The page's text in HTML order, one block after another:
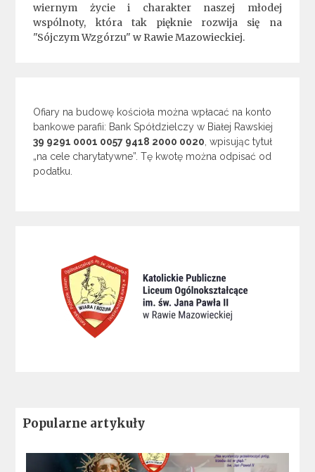
wiernym życie i charakter naszej młodej
wspólnoty, która tak pięknie rozwija się na
"Sójczym Wzgórzu" w Rawie Mazowieckiej.
Ofiary na budowę kościoła można wpłacać na konto
bankowe parafii: Bank Spółdzielczy w Białej Rawskiej
39 9291 0001 0057 9418 2000 0020 , wpisując tytuł
„na cele charytatywne”. Tę kwotę można odpisać od
podatku.
Popularne artykuły